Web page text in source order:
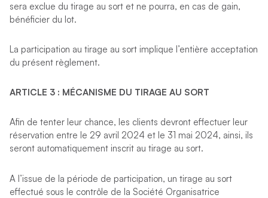
sera exclue du tirage au sort et ne pourra, en cas de gain,
bénéficier du lot.
La participation au tirage au sort implique l’entière acceptation
du présent règlement.
ARTICLE 3 : MÉCANISME DU TIRAGE AU SORT
Afin de tenter leur chance, les clients devront effectuer leur
réservation entre le 29 avril 2024 et le 31 mai 2024, ainsi, ils
seront automatiquement inscrit au tirage au sort.
A l’issue de la période de participation, un tirage au sort
effectué sous le contrôle de la Société Organisatrice